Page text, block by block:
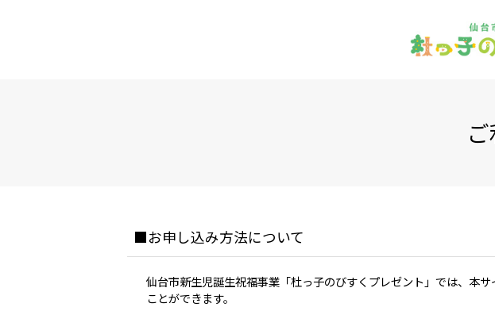
お申し込み方法について
仙台市新生児誕生祝福事業「杜っ子のびすくプレゼント」では、本
ことができます。